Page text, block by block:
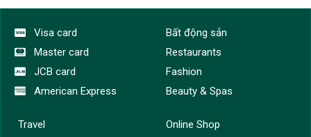
Visa card
Visa card
Master card
JCB card
American Express
Bất động sản
Restaurants
Fashion
Beauty & Spas
Travel
Online Shop